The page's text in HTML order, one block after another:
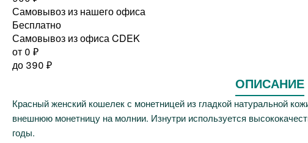
Самовывоз из нашего офиса
Бесплатно
Самовывоз из офиса CDEK
от 0 ₽
до 390 ₽
ОПИСАНИЕ
Красный женский кошелек с монетницей из гладкой натуральной
внешнюю монетницу на молнии. Изнутри используется
годы.